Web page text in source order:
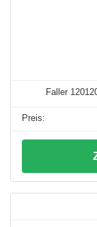
Faller